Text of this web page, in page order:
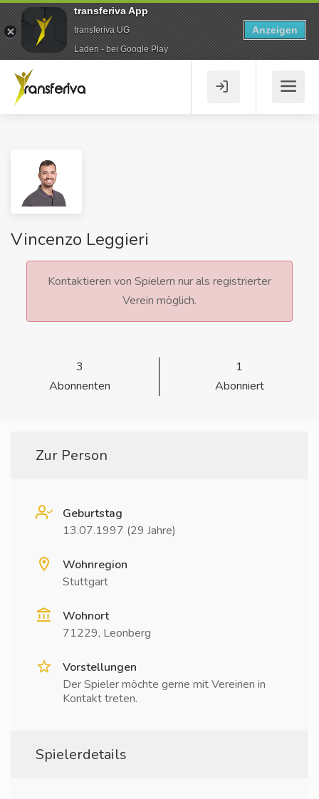
Vincenzo Leggieri
Kontaktieren von Spielern nur als registrierter
Verein möglich.
3
Abonnenten
1
Abonniert
Zur Person
Geburtstag
13.07.1997 (29 Jahre)
Wohnregion
Stuttgart
Wohnort
71229, Leonberg
Vorstellungen
Der Spieler möchte gerne mit Vereinen in
Kontakt treten.
Spielerdetails
transferiva App
transferiva UG
Laden - bei Google Play
Anzeigen